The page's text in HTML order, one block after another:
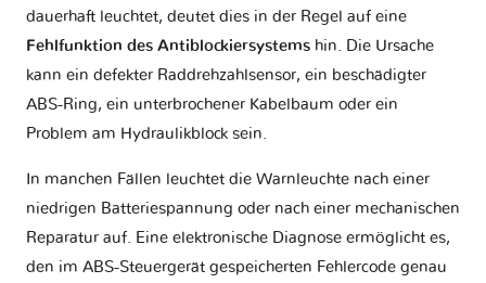
dauerhaft leuchtet, deutet dies in der Regel auf eine
Fehlfunktion des Antiblockiersystems hin. Die Ursache
kann ein defekter Raddrehzahlsensor, ein beschädigter
ABS-Ring, ein unterbrochener Kabelbaum oder ein
Problem am Hydraulikblock sein.
In manchen Fällen leuchtet die Warnleuchte nach einer
niedrigen Batteriespannung oder nach einer mechanischen
Reparatur auf. Eine elektronische Diagnose ermöglicht es,
den im ABS-Steuergerät gespeicherten Fehlercode genau